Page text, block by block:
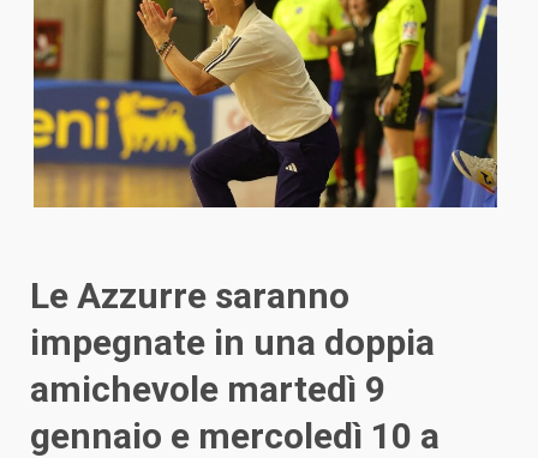
Le Azzurre saranno
impegnate in una doppia
amichevole martedì 9
gennaio e mercoledì 10 a